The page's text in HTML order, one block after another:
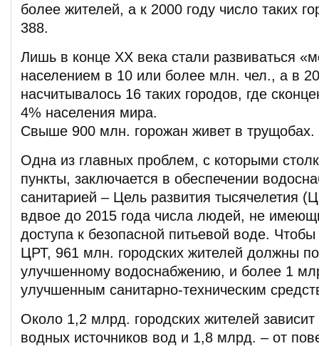
более жителей, а к 2000 году число таких
388.
Лишь в конце XX века стали развиваться
населением в 10 или более млн. чел., а в
насчитывалось 16 таких городов, где
4% населения мира.
Свыше 900 млн. горожан живет в трущобах.
Одна из главных проблем, с которыми
пункты, заключается в обеспечении
санитарией – Цель развития тысячелетия
вдвое до 2015 года числа людей, не
доступа к безопасной питьевой воде.
ЦРТ, 961 млн. городских жителей должны
улучшенному водоснабжению, и более 1
улучшенным санитарно-техническим
Около 1,2 млрд. городских жителей
водных источников вод и 1,8 млрд. – от